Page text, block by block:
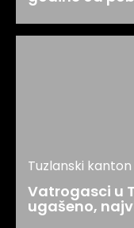
Tuzlanski kanton
Vatrogasci u
ugašeno,